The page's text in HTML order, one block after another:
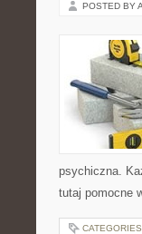
POSTED BY
psychiczna.
tutaj pomocne